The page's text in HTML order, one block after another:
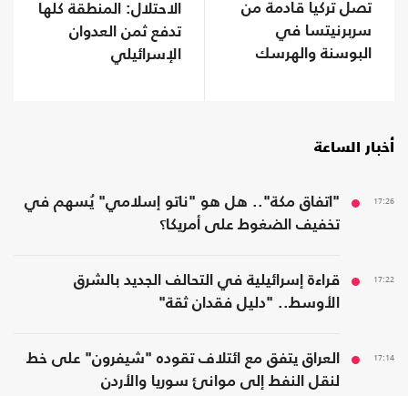
تصل تركيا قادمة من
سربرنيتسا في
البوسنة والهرسك
الاحتلال: المنطقة كلها
تدفع ثمن العدوان
الإسرائيلي
أخبار الساعة
17:26
"اتفاق مكة".. هل هو "ناتو إسلامي" يُسهم في
تخفيف الضغوط على أمريكا؟
17:22
قراءة إسرائيلية في التحالف الجديد بالشرق
الأوسط.. "دليل فقدان ثقة"
17:14
العراق يتفق مع ائتلاف تقوده "شيفرون" على خط
لنقل النفط إلى موانئ سوريا والأردن